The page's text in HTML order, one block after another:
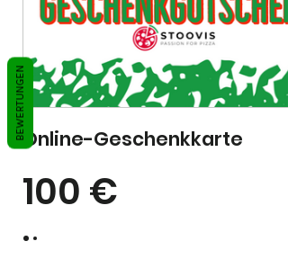
Online-Geschenkkarte
100 €
BEWERTUNGEN